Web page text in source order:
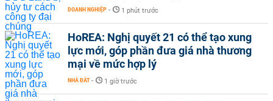
DOANH NGHIỆP - 1 phút trước
HoREA: Nghị quyết 21 có thể tạo xung
lực mới, góp phần đưa giá nhà thương
mại về mức hợp lý
NHÀ ĐẤT - 1 giờ trước